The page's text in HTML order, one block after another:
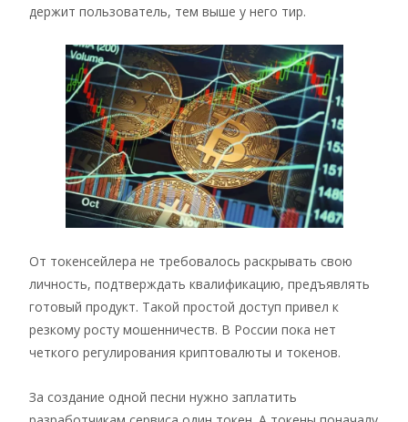
держит пользователь, тем выше у него тир.
От токенсейлера не требовалось раскрывать свою
личность, подтверждать квалификацию, предъявлять
готовый продукт. Такой простой доступ привел к
резкому росту мошенничеств. В России пока нет
четкого регулирования криптовалюты и токенов.
За создание одной песни нужно заплатить